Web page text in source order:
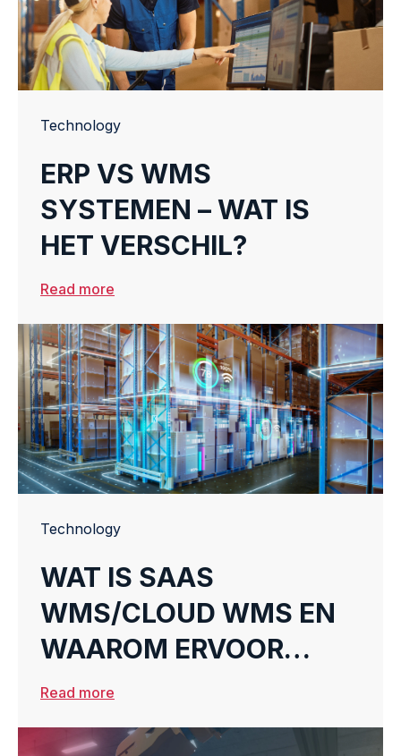
Technology
ERP VS WMS
SYSTEMEN – WAT IS
HET VERSCHIL?
Read more
Technology
WAT IS SAAS
WMS/CLOUD WMS EN
WAAROM ERVOOR
KIEZEN?
Read more